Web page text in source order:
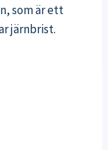
som är ett
järnbrist.